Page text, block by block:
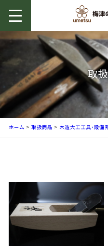
取
ホーム > 取扱商品 > 木造大工工具･設備